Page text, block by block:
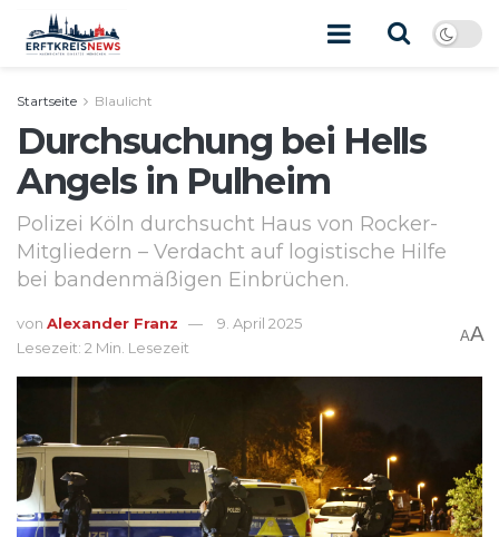
Startseite Blaulicht
Durchsuchung bei Hells
Angels in Pulheim
Polizei Köln durchsucht Haus von Rocker-
Mitgliedern – Verdacht auf logistische Hilfe
bei bandenmäßigen Einbrüchen.
von Alexander Franz
9. April 2025
Lesezeit: 2 Min. Lesezeit
AA